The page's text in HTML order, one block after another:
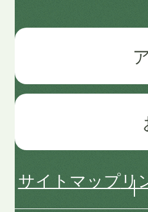
サイトマップリ